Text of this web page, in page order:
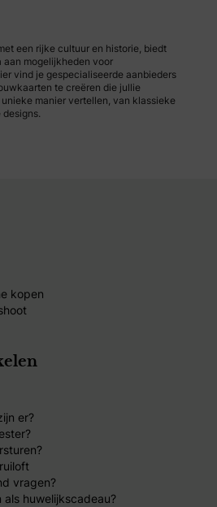
een rijke cultuur en historie, biedt
aan mogelijkheden voor
vind je gespecialiseerde aanbieders
te creëren die jullie
manier vertellen, van klassieke
kopen
er?
vragen?
huwelijkscadeau?